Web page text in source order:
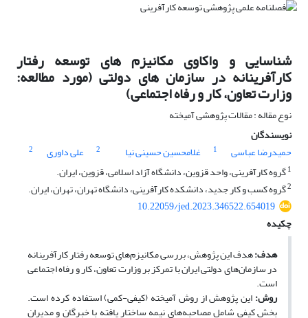
شناسایی و واکاوی مکانیزم های توسعه رفتار
کارآفرینانه در سازمان های دولتی (مورد مطالعه:
وزارت تعاون، کار و رفاه اجتماعی)
نوع مقاله : مقالات پژوهشی آمیخته
نویسندگان
حمیدرضا عباسی
1 غلامحسین حسینی نیا 2 علی داوری
2
1گروه کارآفرینی، واحد قزوین، دانشگاه آزاد اسلامی، قزوین، ایران.
2گروه کسب و کار جدید، دانشکده کارآفرینی، دانشگاه تهران، تهران، ایران.
10.22059/jed.2023.346522.654019
چکیده
هدف:هدف این پژوهش، بررسی مکانیزم‌های توسعه رفتار کارآفرینانه
در سازمان‌های دولتی ایران با تمرکز بر وزارت تعاون، کار و رفاه اجتماعی
است.
روش:این پژوهش از روش آمیخته (کیفی-کمی) استفاده کرده است.
بخش کیفی شامل مصاحبه‌های نیمه ساختار یافته با خبرگان و مدیران